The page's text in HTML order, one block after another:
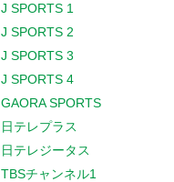
J SPORTS 1
J SPORTS 2
J SPORTS 3
J SPORTS 4
GAORA SPORTS
日テレプラス
日テレジータス
TBSチャンネル1